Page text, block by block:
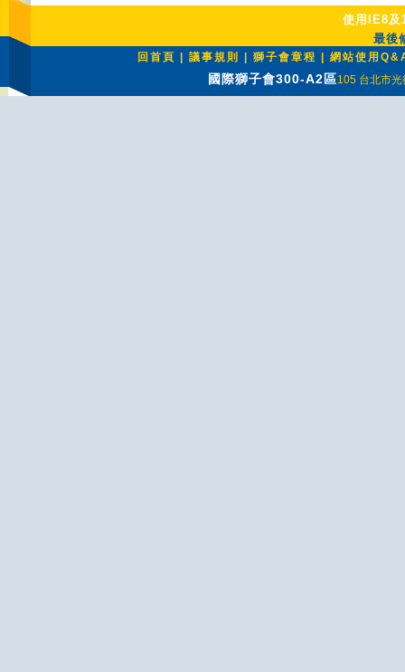
使用IE8及
最後
回首頁 議事規則 獅子會章程 網站使用
國際獅子會300-A2區105 台北市